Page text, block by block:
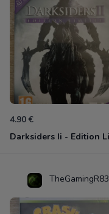
4.90 €
TheGamingR83